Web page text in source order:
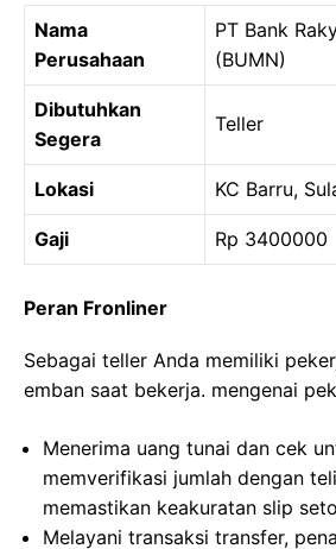
Nama
Perusahaan
PT Bank
(BUMN)
Dibutuhkan
Segera
Teller
Lokasi KC Barru,
Gaji Rp 3400000
Peran Fronliner
Sebagai teller Anda memiliki
emban saat bekerja. mengenai
Menerima uang tunai dan cek
memverifikasi jumlah dengan
memastikan keakuratan slip
Melayani transaksi transfer,